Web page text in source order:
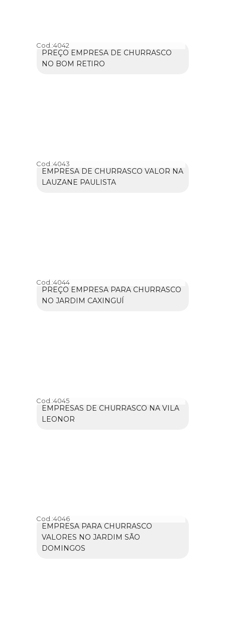
Cod.:4042
PREÇO EMPRESA DE CHURRASCO
NO BOM RETIRO
Cod.:4043
EMPRESA DE CHURRASCO VALOR NA
LAUZANE PAULISTA
Cod.:4044
PREÇO EMPRESA PARA CHURRASCO
NO JARDIM CAXINGUÍ
Cod.:4045
EMPRESAS DE CHURRASCO NA VILA
LEONOR
Cod.:4046
EMPRESA PARA CHURRASCO
VALORES NO JARDIM SÃO
DOMINGOS